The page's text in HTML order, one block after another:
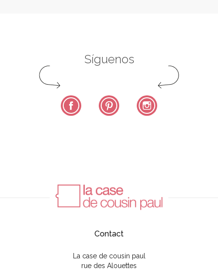
Síguenos
Facebook Pinterest
Contact
La case de cousin paul
rue des Alouettes